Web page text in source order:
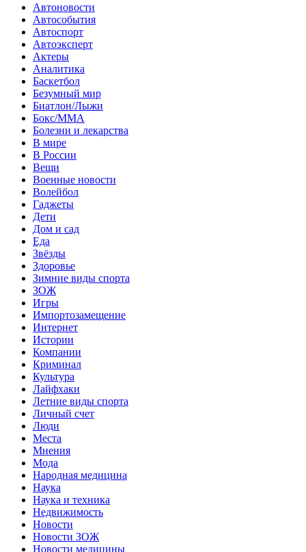
Автоновости
Автособытия
Автоспорт
Автоэксперт
Актеры
Аналитика
Баскетбол
Безумный мир
Биатлон/Лыжи
Бокс/MMA
Болезни и лекарства
В мире
В России
Вещи
Военные новости
Волейбол
Гаджеты
Дети
Дом и сад
Еда
Звёзды
Здоровье
Зимние виды спорта
ЗОЖ
Игры
Импортозамещение
Интернет
Истории
Компании
Криминал
Культура
Лайфхаки
Летние виды спорта
Личный счет
Люди
Места
Мнения
Мода
Народная медицина
Наука
Наука и техника
Недвижимость
Новости
Новости ЗОЖ
Новости медицины